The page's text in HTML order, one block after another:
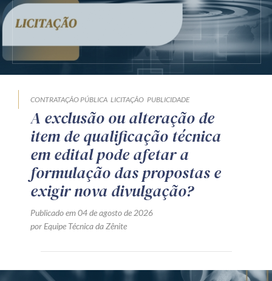
CONTRATAÇÃO PÚBLICA LICITAÇÃO PUBLICIDADE
A exclusão ou alteração de
item de qualificação técnica
em edital pode afetar a
formulação das propostas e
exigir nova divulgação?
Publicado em 04 de agosto de 2026
por Equipe Técnica da Zênite